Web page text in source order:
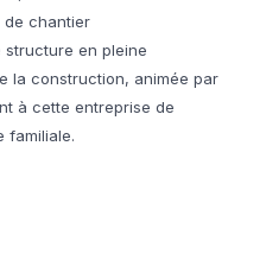
de chantier
structure en pleine
la construction, animée par
à cette entreprise de
familiale.